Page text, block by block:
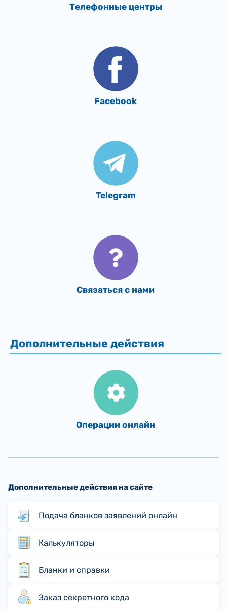
Телефонные центры
Facebook
Telegram
Связаться с нами
Операции онлайн
Дополнительные действия на сайте
Подача бланков заявлений онлайн
Калькуляторы
Бланки и справки
Заказ секретного кода